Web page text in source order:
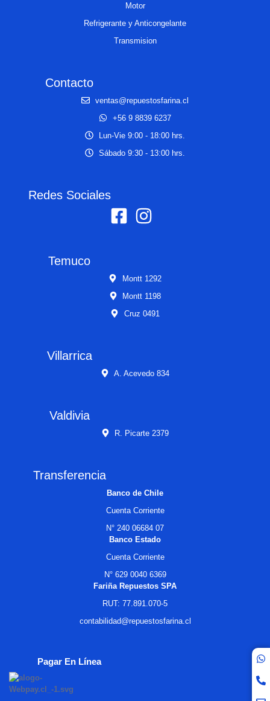
Motor
Refrigerante y Anticongelante
Transmision
Contacto
ventas@repuestosfarina.cl
+56 9 8839 6237
Lun-Vie 9:00 - 18:00 hrs.
Sábado 9:30 - 13:00 hrs.
Redes Sociales
Temuco
Montt 1292
Montt 1198
Cruz 0491
Villarrica
A. Acevedo 834
Valdivia
R. Picarte 2379
Transferencia
Banco de Chile
Cuenta Corriente
N° 240 06684 07
Banco Estado
Cuenta Corriente
N° 629 0040 6369
Fariña Repuestos SPA
RUT: 77.891.070-5
contabilidad@repuestosfarina.cl
Pagar En Línea